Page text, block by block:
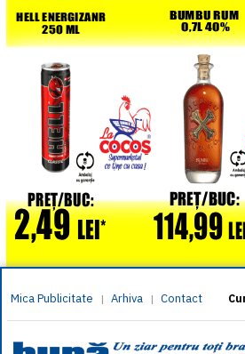
Mica Publicitate | Arhiva | Contact